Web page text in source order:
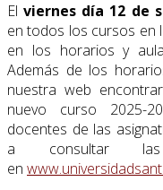
Elviernes día 12 de
en todos los cursos en
en los horarios y
Además de los
nuestra web
nuevo curso 2025-
docentes de las
a consultar
en